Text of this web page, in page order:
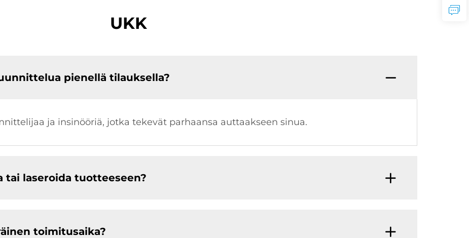
UKK
pienellä tilauksella?
ja insinööriä, jotka tekevät parhaansa auttaakseen sinua.
tai laseroida tuotteeseen?
toimitusaika?